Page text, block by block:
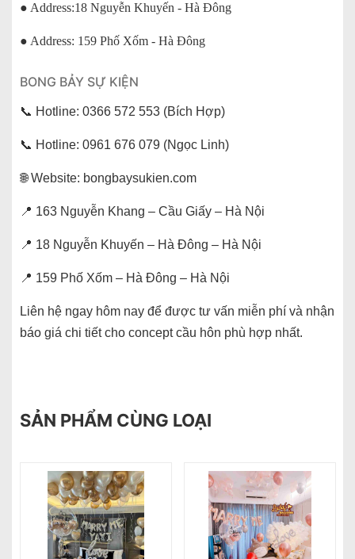
● Address:18 Nguyễn Khuyến - Hà Đông
● Address: 159 Phố Xốm - Hà Đông
BONG BẢY SỰ KIỆN
📞 Hotline: 0366 572 553 (Bích Hợp)
📞 Hotline: 0961 676 079 (Ngọc Linh)
🌐 Website: bongbaysukien.com
📍 163 Nguyễn Khang – Cầu Giấy – Hà Nội
📍 18 Nguyễn Khuyến – Hà Đông – Hà Nội
📍 159 Phố Xốm – Hà Đông – Hà Nội
Liên hệ ngay hôm nay để được tư vấn miễn phí và nhận
báo giá chi tiết cho concept cầu hôn phù hợp nhất.
SẢN PHẨM CÙNG LOẠI